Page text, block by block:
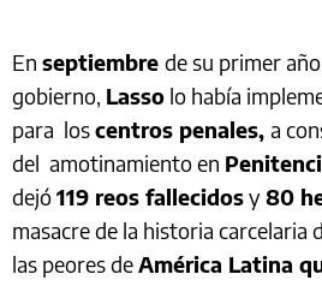
En septiembre de su primer
gobierno, Lasso lo había
para loscentros penales, a
del amotinamiento en
dejó119 reos fallecidosy80
masacre de la historia carcelaria
las peores deAmérica Latina